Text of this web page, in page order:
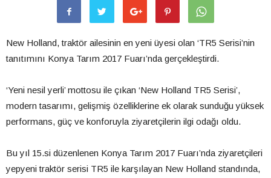
New Holland, traktör ailesinin en yeni üyesi olan ‘TR5 Serisi’nin
tanıtımını Konya Tarım 2017 Fuarı’nda gerçekleştirdi.
‘Yeni nesil yerli’ mottosu ile çıkan ‘New Holland TR5 Serisi’,
modern tasarımı, gelişmiş özelliklerine ek olarak sunduğu yüksek
performans, güç ve konforuyla ziyaretçilerin ilgi odağı oldu.
Bu yıl 15.si düzenlenen Konya Tarım 2017 Fuarı’nda ziyaretçileri
yepyeni traktör serisi TR5 ile karşılayan New Holland standında,